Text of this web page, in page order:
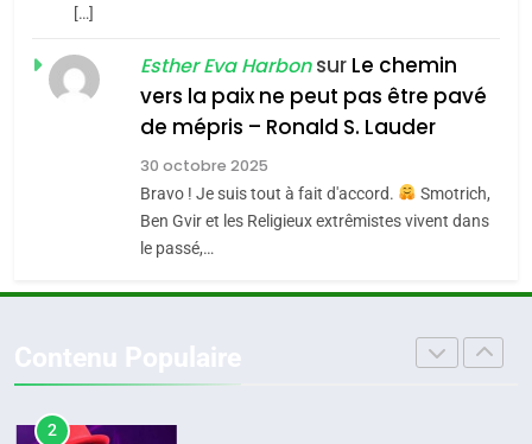
Accords d’Isaac:
l’alliance pourrait
s’étendre à 13 pays
d’Amérique latine
ISRAÉL JUDAISME
2025, l’année la plus
meurtrière selon le
FIÈRE, DIGNE ET RÉSILIENTE :
[…]
Esther Eva Harbonsur Le chemin
vers la paix ne peut pas être pavé
de mépris – Ronald S. Lauder
30 octobre 2025
Bravo ! Je suis tout à fait d'accord.
Smotrich,
Ben Gvir et les Religieux extrêmistes vivent dans
le passé,…
JUDAISME
Maroc : Les amandes de
Tafraout, le miel de Tadla
Azilal consacrés produits
du terroir
DAFINA MAROC
Oeil ravageur – Vanessa De
2